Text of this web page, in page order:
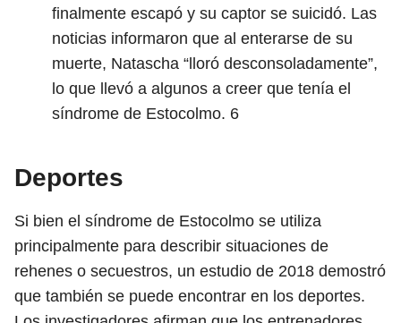
finalmente escapó y su captor se suicidó. Las
noticias informaron que al enterarse de su
muerte, Natascha “lloró desconsoladamente”,
lo que llevó a algunos a creer que tenía el
síndrome de Estocolmo. 6
Deportes
Si bien el síndrome de Estocolmo se utiliza
principalmente para describir situaciones de
rehenes o secuestros, un estudio de 2018 demostró
que también se puede encontrar en los deportes.